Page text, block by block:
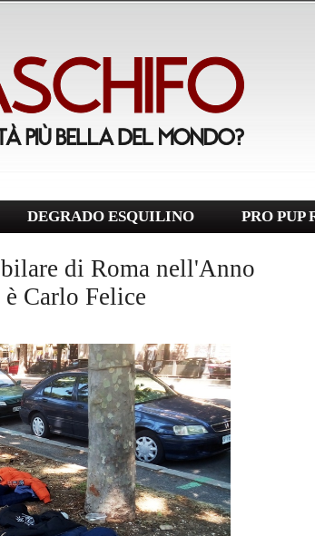
DEGRADO ESQUILINO PRO PUP
di Roma nell'Anno
Carlo Felice